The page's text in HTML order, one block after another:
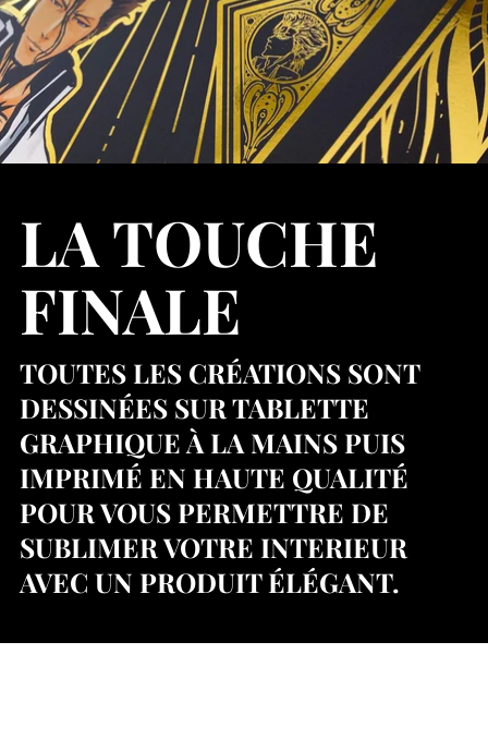
LA TOUCHE
FINALE
TOUTES LES CRÉATIONS SONT
DESSINÉES SUR TABLETTE
GRAPHIQUE À LA MAINS PUIS
IMPRIMÉ EN HAUTE QUALITÉ
POUR VOUS PERMETTRE DE
SUBLIMER VOTRE INTERIEUR
AVEC UN PRODUIT ÉLÉGANT.